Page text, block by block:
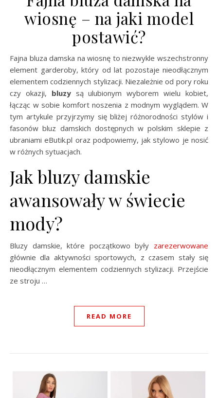
wiosnę – na jaki model
postawić?
Fajna bluza damska na wiosnę to niezwykle wszechstronny
element garderoby, który od lat pozostaje nieodłącznym
elementem codziennych stylizacji. Niezależnie od pory roku
czy okazji, bluzysą ulubionym wyborem wielu kobiet,
łącząc w sobie komfort noszenia z modnym wyglądem. W
tym artykule przyjrzymy się bliżej różnorodności stylów i
fasonów bluz damskich dostępnych w polskim sklepie z
ubraniami eButik.pl oraz podpowiemy, jak stylowo je nosić
w różnych sytuacjach.
Jak bluzy damskie
awansowały w świecie
mody?
Bluzy damskie, które początkowo były zarezerwowane
głównie dla aktywności sportowych, z czasem stały się
nieodłącznym elementem codziennych stylizacji. Przejście
ze stroju …
READ MORE